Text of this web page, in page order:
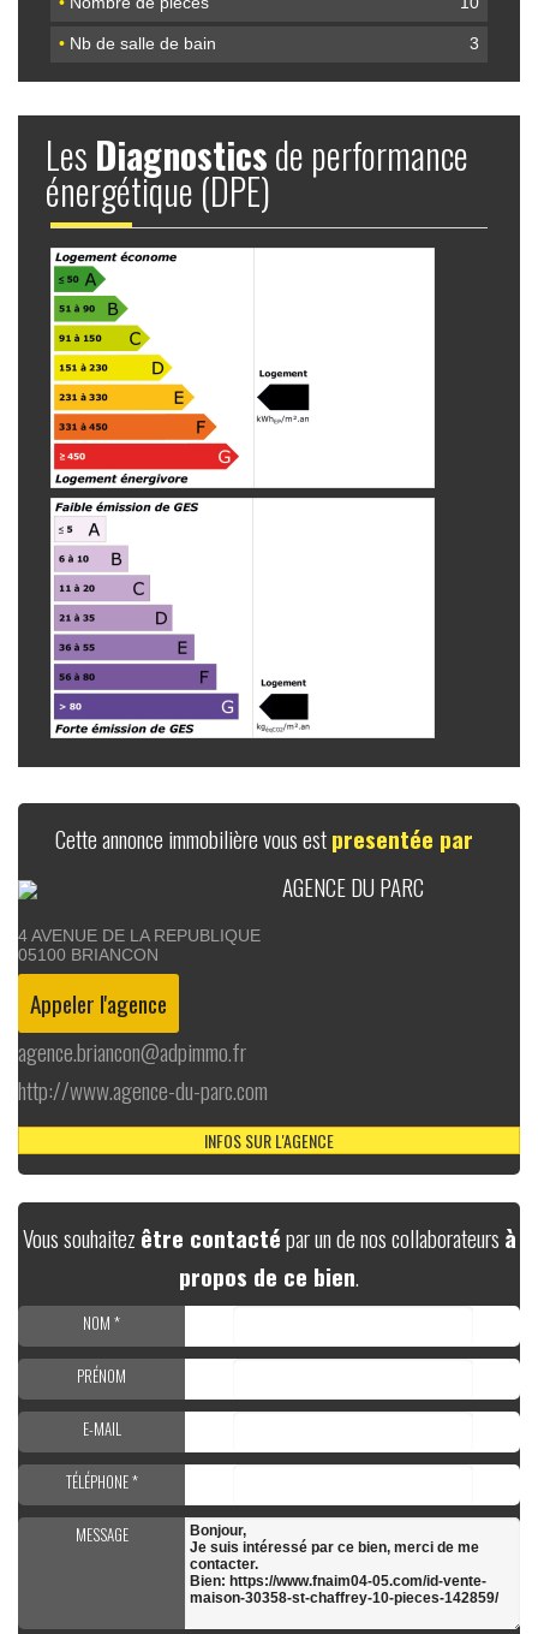
• Nb de salle de bain 3
Les Diagnosticsde performance
énergétique (DPE)
Cette annonce immobilière vous estpresentée par
AGENCE DU PARC
4 AVENUE DE LA REPUBLIQUE
05100 BRIANCON
agence.briancon@adpimmo.fr
http://www.agence-du-parc.com
INFOS SUR L'AGENCE
Vous souhaitez être contactépar un de nos collaborateurs à
propos de ce bien.
NOM *
PRÉNOM
E-MAIL
TÉLÉPHONE *
MESSAGE